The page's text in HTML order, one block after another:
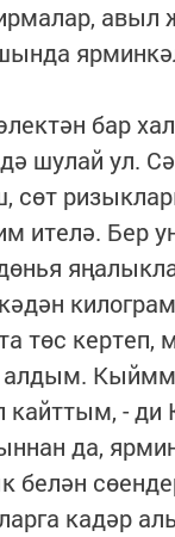
авыл
бар
шулай ул.
сөт
ителә. Бер
төс кертеп,
кайттым, -
да,
белән
кадәр